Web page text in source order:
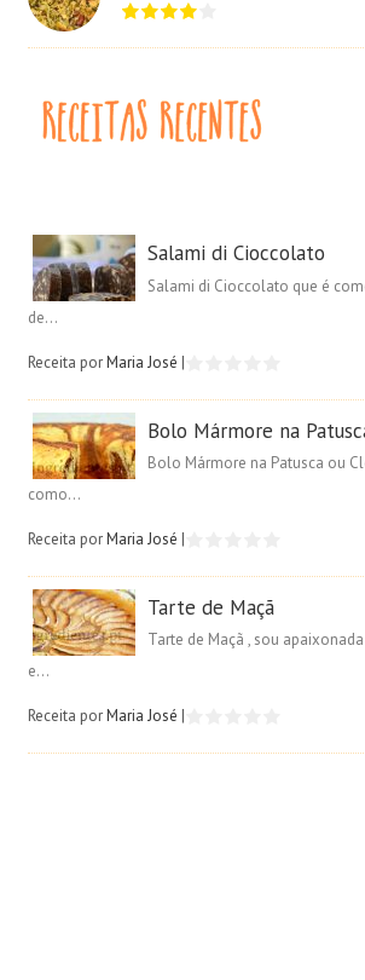
Salami di Cioccolato
Salami di Cioccolato que é
de...
Receita porMaria José |
Bolo Mármore na
Bolo Mármore na Patusca ou
como...
Receita porMaria José |
Tarte de Maçã
Tarte de Maçã , sou
e...
Receita porMaria José |